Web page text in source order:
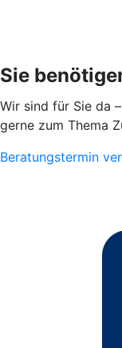
Sie
Wir sind für Sie da
gerne zum Thema
Beratungstermin